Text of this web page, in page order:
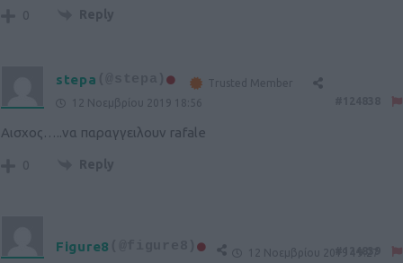
0 Reply
stepa (@stepa)
Trusted Member
12 Νοεμβρίου 2019 18:56
Αισχος…..να παραγγειλουν rafale
0 Reply
Figure8 12 Νοεμβρίου 2019 19:27
#124839